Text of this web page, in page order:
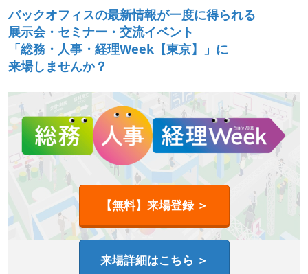
バックオフィスの最新情報が一度に得られる
展示会・セミナー・交流イベント
「総務・人事・経理Week【東京】」に
来場しませんか？
【無料】来場登録 ＞
来場詳細はこちら ＞